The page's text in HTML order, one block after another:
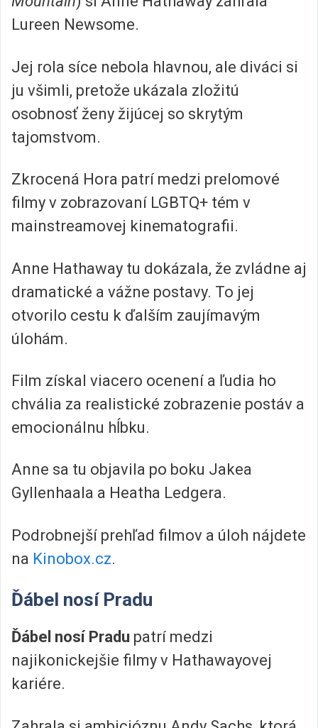
Lureen Newsome.
Jej rola síce nebola hlavnou, ale diváci si
ju všimli, pretože ukázala zložitú
osobnosť ženy žijúcej so skrytým
tajomstvom.
Zkrocená Hora patrí medzi prelomové
filmy v zobrazovaní LGBTQ+ tém v
mainstreamovej kinematografii.
Anne Hathaway tu dokázala, že zvládne aj
dramatické a vážne postavy. To jej
otvorilo cestu k ďalším zaujímavým
úlohám.
Film získal viacero ocenení a ľudia ho
chvália za realistické zobrazenie postáv a
emocionálnu hĺbku.
Anne sa tu objavila po boku Jakea
Gyllenhaala a Heatha Ledgera.
Podrobnejší prehľad filmov a úloh nájdete
na Kinobox.cz.
Ďábel nosí Pradu
Ďábel nosí Pradu patrí medzi
najikonickejšie filmy v Hathawayovej
kariére.